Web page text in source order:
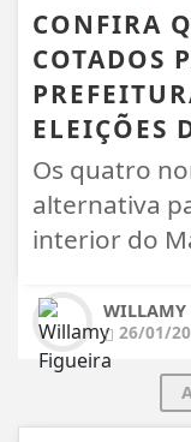
CONFIRA
COTADOS
ELEIÇÕES
Os quatro
alternativa
interior do
WILLAMY
26/01/